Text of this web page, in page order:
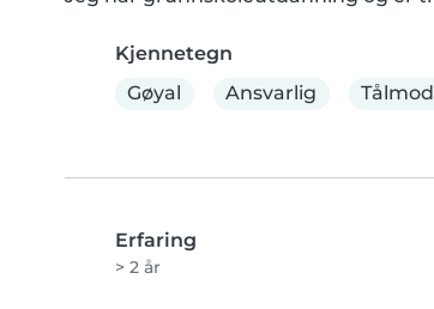
Kjennetegn
Gøyal
Ansvarlig
Erfaring
> 2 år